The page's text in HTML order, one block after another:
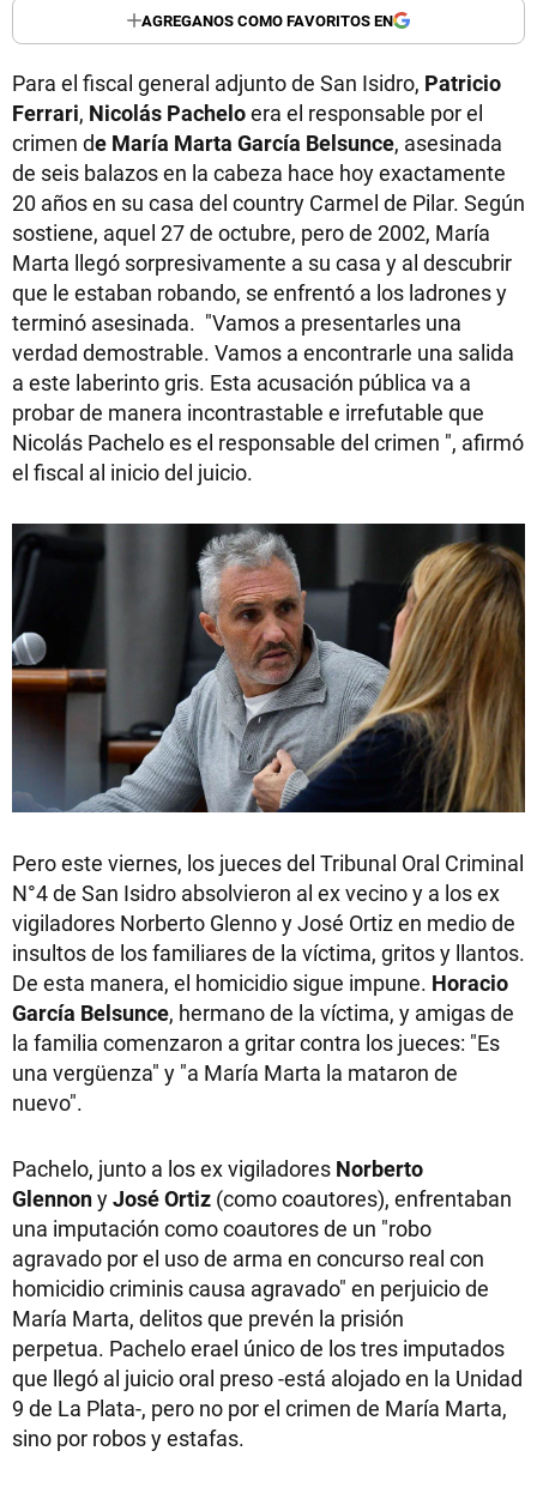
AGREGANOS COMO FAVORITOS EN
Para el fiscal general adjunto de San Isidro, Patricio
Ferrari, Nicolás Pacheloera el responsable por el
crimen de María Marta García Belsunce, asesinada
de seis balazos en la cabeza hace hoy exactamente
20 años en su casa del country Carmel de Pilar. Según
sostiene, aquel 27 de octubre, pero de 2002, María
Marta llegó sorpresivamente a su casa y al descubrir
que le estaban robando, se enfrentó a los ladrones y
terminó asesinada. "Vamos a presentarles una
verdad demostrable. Vamos a encontrarle una salida
a este laberinto gris. Esta acusación pública va a
probar de manera incontrastable e irrefutable que
Nicolás Pachelo es el responsable del crimen ", afirmó
el fiscal al inicio del juicio.
Pero este viernes, los jueces del Tribunal Oral Criminal
N°4 de San Isidro absolvieron al ex vecino y a los ex
vigiladores Norberto Glenno y José Ortiz en medio de
insultos de los familiares de la víctima, gritos y llantos.
De esta manera, el homicidio sigue impune. Horacio
García Belsunce, hermano de la víctima, y amigas de
la familia comenzaron a gritar contra los jueces: "Es
una vergüenza" y "a María Marta la mataron de
nuevo".
Pachelo, junto a los ex vigiladores Norberto
GlennonyJosé Ortiz (como coautores), enfrentaban
una imputación como coautores de un "robo
agravado por el uso de arma en concurso real con
homicidio criminis causa agravado" en perjuicio de
María Marta, delitos que prevén la prisión
perpetua. Pachelo erael único de los tres imputados
que llegó al juicio oral preso -está alojado en la Unidad
9 de La Plata-, pero no por el crimen de María Marta,
sino por robos y estafas.